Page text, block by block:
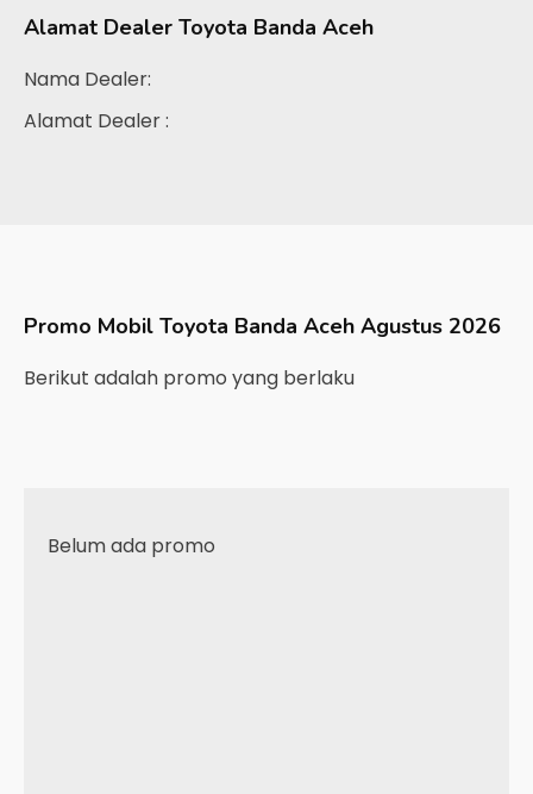
Alamat Dealer Toyota Banda Aceh
Nama Dealer:
Alamat Dealer :
Promo Mobil Toyota Banda Aceh Agustus 2026
Berikut adalah promo yang berlaku
Belum ada promo